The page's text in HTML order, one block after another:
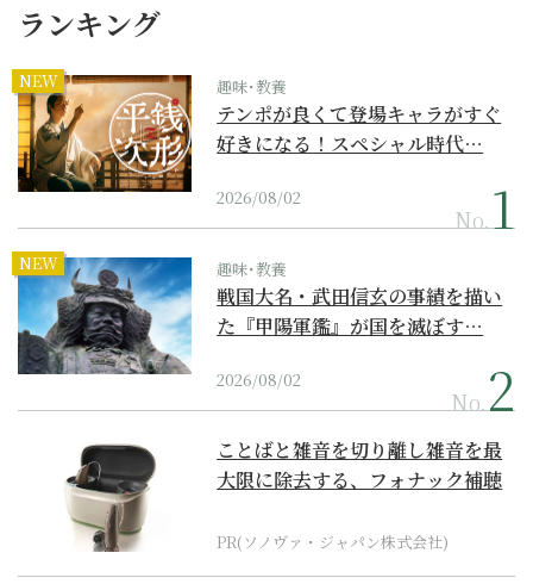
ランキング
NEW 趣味･教養
テンポが良くて登場キャラがすぐ
好きになる！スペシャル時代…
2026/08/02
No.
NEW 趣味･教養
戦国大名・武田信玄の事績を描い
た『甲陽軍鑑』が国を滅ぼす…
2026/08/02
No.
ことばと雑音を切り離し雑音を最
大限に除去する、フォナック補聴
PR(ソノヴァ・ジャパン株式会社)